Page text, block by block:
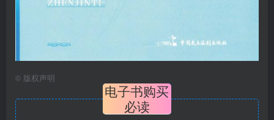
© 版权声明
电子书购买
必读